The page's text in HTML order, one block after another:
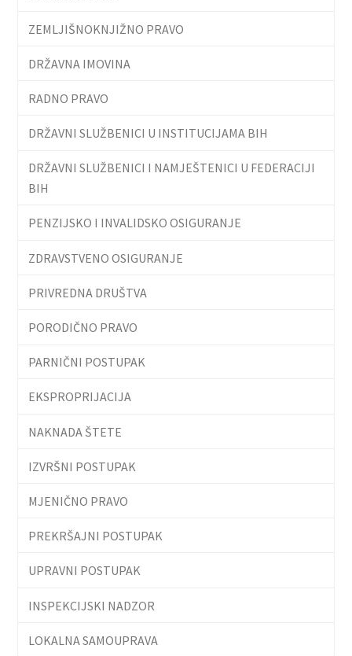
ZEMLJIŠNOKNJIŽNO PRAVO
DRŽAVNA IMOVINA
RADNO PRAVO
DRŽAVNI SLUŽBENICI U INSTITUCIJAMA BIH
DRŽAVNI SLUŽBENICI I NAMJEŠTENICI U FEDERACIJI
BIH
PENZIJSKO I INVALIDSKO OSIGURANJE
ZDRAVSTVENO OSIGURANJE
PRIVREDNA DRUŠTVA
PORODIČNO PRAVO
PARNIČNI POSTUPAK
EKSPROPRIJACIJA
NAKNADA ŠTETE
IZVRŠNI POSTUPAK
MJENIČNO PRAVO
PREKRŠAJNI POSTUPAK
UPRAVNI POSTUPAK
INSPEKCIJSKI NADZOR
LOKALNA SAMOUPRAVA